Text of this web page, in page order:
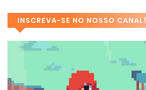
INSCREVA-SE NO NOSSO CANAL!